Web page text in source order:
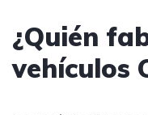
¿Quién
vehículos